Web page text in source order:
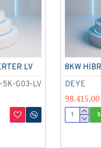
G03-LV
LV
DEYE
8KW